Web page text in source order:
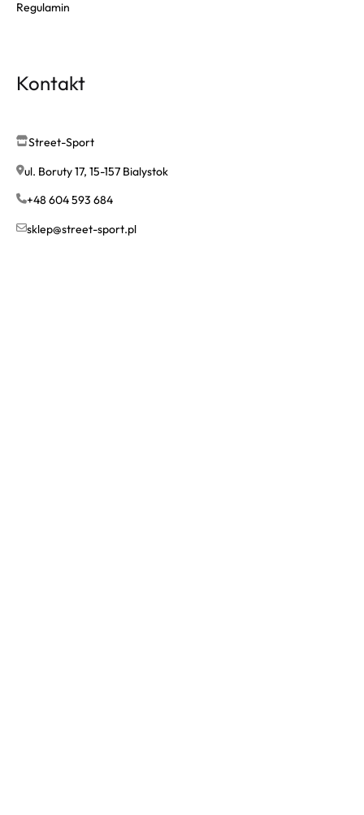
Regulamin
Kontakt
Street-Sport
ul. Boruty 17, 15-157 Bialystok
+48 604 593 684
sklep@street-sport.pl